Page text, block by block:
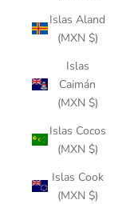
Islas Aland
(MXN $)
Islas
Caimán
(MXN $)
Islas Cocos
(MXN $)
Islas Cook
(MXN $)